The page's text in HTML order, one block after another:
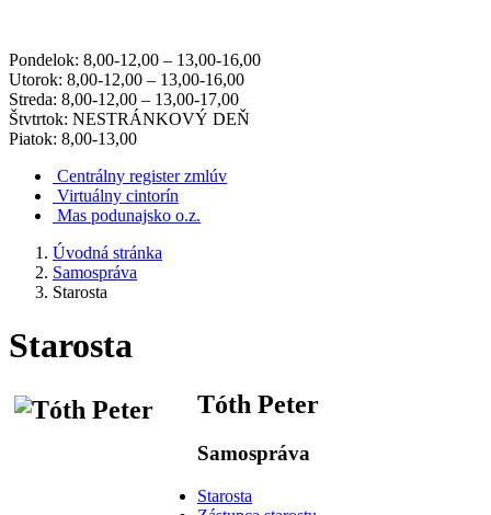
Pondelok: 8,00-12,00 – 13,00-16,00
Utorok: 8,00-12,00 – 13,00-16,00
Streda: 8,00-12,00 – 13,00-17,00
Štvtrtok: NESTRÁNKOVÝ DEŇ
Piatok: 8,00-13,00
Centrálny register zmlúv
Virtuálny cintorín
Mas podunajsko o.z.
Úvodná stránka
Samospráva
Starosta
Starosta
Tóth Peter
Samospráva
Starosta